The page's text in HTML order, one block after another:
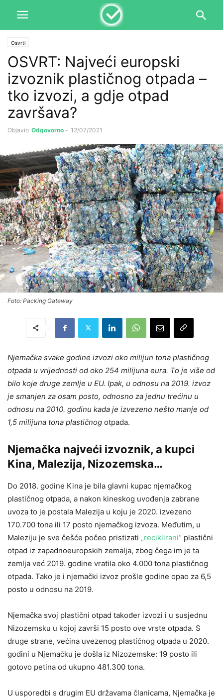
Osvrti
OSVRT: Najveći europski
izvoznik plastičnog otpada –
tko izvozi, a gdje otpad
završava?
Objavio Odgovorno - 12/07/2021
Foto: Packing Gateway
Njemačka svake godine izvozi oko milijun tona plastičnog
otpada u vrijednosti od oko 254 milijuna eura. To je više od
bilo koje druge zemlje u EU. Ipak, u odnosu na 2019. izvoz
je smanjen za osam posto, odnosno za jednu trećinu u
odnosu na 2010. godinu kada je izvezeno nešto manje od
1,5 milijuna tona plastičnog otpada.
Njemačka najveći izvoznik, a kupci
Kina, Malezija, Nizozemska…
Do 2018. godine Kina je bila glavni kupac njemačkog
plastičnog otpada, a nakon kineskog uvođenja zabrane
uvoza to je postala Malezija u koju je 2020. izvezeno
170.700 tona ili 17 posto njemačkog izvoza. Međutim, u
Maleziju je sve češće počeo pristizati „reciklirani“ plastični
otpad iz zapadnoeuropskih zemalja, zbog čega im je ta
zemlja već 2019. godine vratila oko 4.000 tona plastičnog
otpada. Tako je i njemački izvoz prošle godine opao za 6,5 ​​
posto u odnosu na 2019.
Njemačka svoj plastični otpad također izvozi i u susjednu
Nizozemsku u kojoj završi 15 posto ove vrste otpada. S
druge strane, većina uvezenog plastičnog otpada u 2020.
godini u Njemačku je došla iz Nizozemske: 19 posto ili
gotovo petina od ukupno 481.300 tona.
U usporedbi s drugim EU državama članicama, Njemačka je